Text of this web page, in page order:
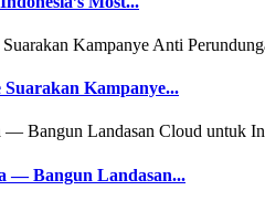
Kampanye...
— Bangun Landasan...